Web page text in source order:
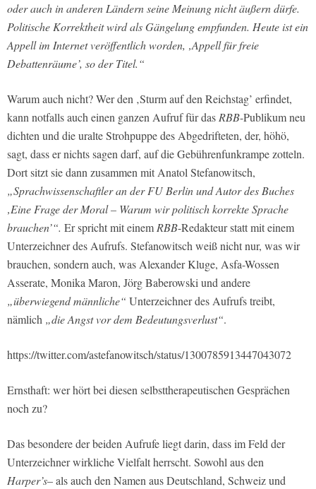
oder auch in anderen Ländern seine Meinung nicht äußern dürfe.
Politische Korrektheit wird als Gängelung empfunden. Heute ist ein
Appell im Internet veröffentlich worden, ‚Appell für freie
Debattenräume’, so der Titel.“
Warum auch nicht? Wer den ‚Sturm auf den Reichstag’ erfindet,
kann notfalls auch einen ganzen Aufruf für dasRBB-Publikum neu
dichten und die uralte Strohpuppe des Abgedrifteten, der, höhö,
sagt, dass er nichts sagen darf, auf die Gebührenfunkrampe zotteln.
Dort sitzt sie dann zusammen mit Anatol Stefanowitsch,
„Sprachwissenschaftler an der FU Berlin und Autor des Buches
‚Eine Frage der Moral – Warum wir politisch korrekte Sprache
brauchen’“. Er spricht mit einemRBB-Redakteur statt mit einem
Unterzeichner des Aufrufs. Stefanowitsch weiß nicht nur, was wir
brauchen, sondern auch, was Alexander Kluge, Asfa-Wossen
Asserate, Monika Maron, Jörg Baberowski und andere
„überwiegend männliche“ Unterzeichner des Aufrufs treibt,
nämlich „die Angst vor dem Bedeutungsverlust“.
https://twitter.com/astefanowitsch/status/1300785913447043072
Ernsthaft: wer hört bei diesen selbsttherapeutischen Gesprächen
noch zu?
Das besondere der beiden Aufrufe liegt darin, dass im Feld der
Unterzeichner wirkliche Vielfalt herrscht. Sowohl aus den
Harper’s– als auch den Namen aus Deutschland, Schweiz und